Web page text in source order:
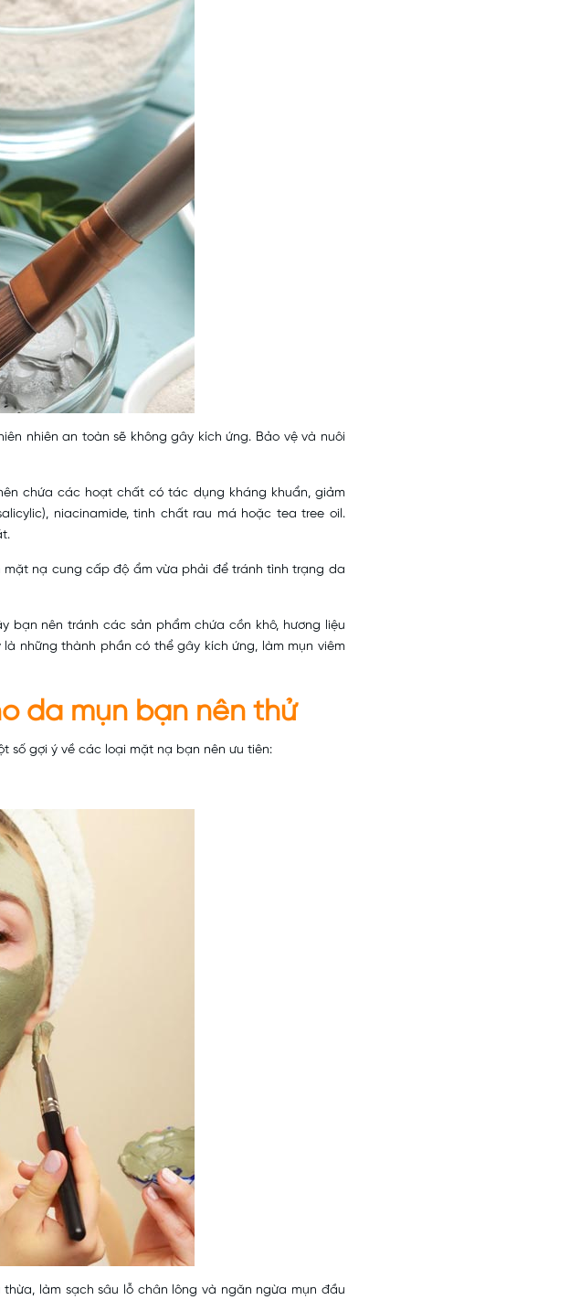
nhiên an toàn sẽ không gây kích ứng. Bảo vệ và nuôi
chứa các hoạt chất có tác dụng kháng khuẩn, giảm
niacinamide, tinh chất rau má hoặc tea tree oil.
nạ cung cấp độ ẩm vừa phải để tránh tình trạng da
bạn nên tránh các sản phẩm chứa cồn khô, hương liệu
những thành phần có thể gây kích ứng, làm mụn viêm
da mụn bạn nên thử
số gợi ý về các loại mặt nạ bạn nên ưu tiên:
làm sạch sâu lỗ chân lông và ngăn ngừa mụn đầu